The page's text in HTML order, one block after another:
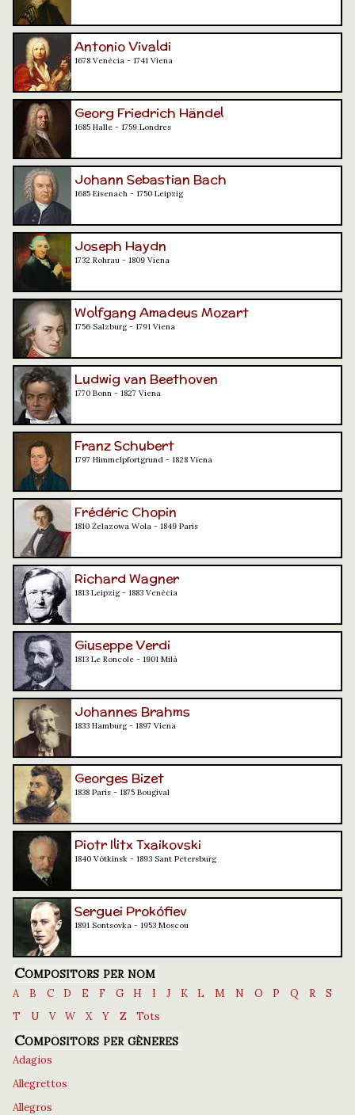
Antonio Vivaldi
1678 Venècia - 1741 Viena
Georg Friedrich Händel
1685 Halle - 1759 Londres
Johann Sebastian Bach
1685 Eisenach - 1750 Leipzig
Joseph Haydn
1732 Rohrau - 1809 Viena
Wolfgang Amadeus Mozart
1756 Salzburg - 1791 Viena
Ludwig van Beethoven
1770 Bonn - 1827 Viena
Franz Schubert
1797 Himmelpfortgrund - 1828 Viena
Frédéric Chopin
1810 Żelazowa Wola - 1849 París
Richard Wagner
1813 Leipzig - 1883 Venècia
Giuseppe Verdi
1813 Le Roncole - 1901 Milà
Johannes Brahms
1833 Hamburg - 1897 Viena
Georges Bizet
1838 París - 1875 Bougival
Piotr Ilitx Txaikovski
1840 Vótkinsk - 1893 Sant Petersburg
Serguei Prokófiev
1891 Sontsovka - 1953 Moscou
Compositors per nom
A B C D E F G H I J K L M N O P Q R
S
T
U V W X Y Z Tots
Compositors per gèneres
Adagios
Allegrettos
Allegros